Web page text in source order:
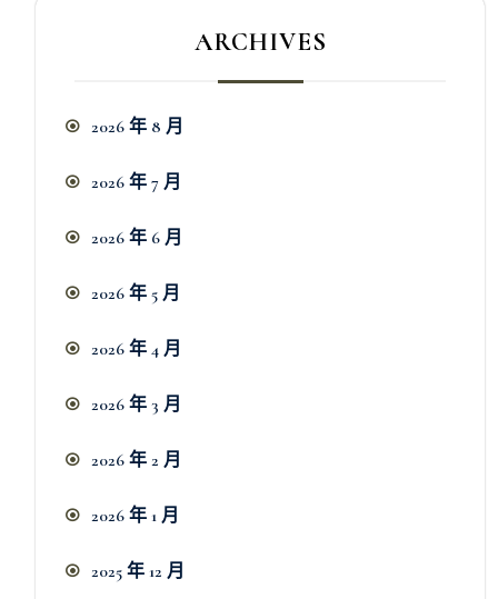
ARCHIVES
2026 年 8 月
2026 年 7 月
2026 年 6 月
2026 年 5 月
2026 年 4 月
2026 年 3 月
2026 年 2 月
2026 年 1 月
2025 年 12 月